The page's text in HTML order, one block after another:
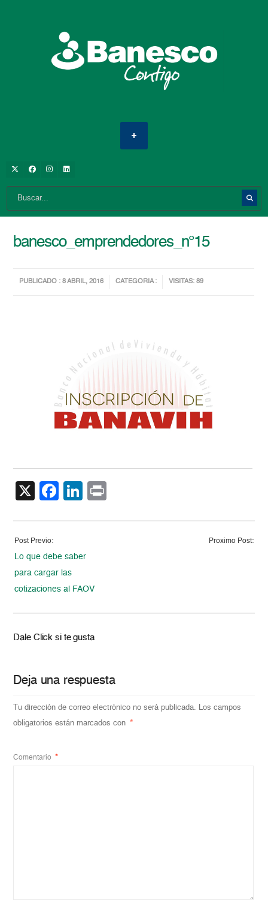
banesco_emprendedores_n°15
PUBLICADO : 8 ABRIL, 2016 CATEGORIA : VISITAS: 89
X Facebook
LinkedIn
Post Previo:
Lo que debe saber
para cargar las
cotizaciones al FAOV
Proximo Post:
Dale Click si te gusta
Deja una respuesta
Tu dirección de correo electrónico no será publicada. Los campos
obligatorios están marcados con *
Comentario *